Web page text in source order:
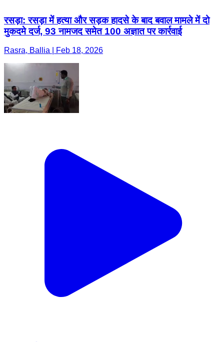
रसड़ा: रसड़ा में हत्या और सड़क हादसे के बाद बवाल मामले में दो
मुकदमे दर्ज, 93 नामजद समेत 100 अज्ञात पर कार्रवाई
Rasra, Ballia | Feb 18, 2026